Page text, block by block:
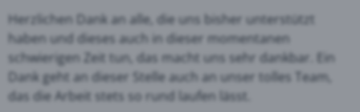
Herzlichen Dank an alle, die uns bisher unterstützt
haben und dieses auch in dieser momentanen
schwierigen Zeit tun, das macht uns sehr dankbar. Ein
Dank geht an dieser Stelle auch an unser tolles Team,
das die Arbeit stets so rund laufen lässt.